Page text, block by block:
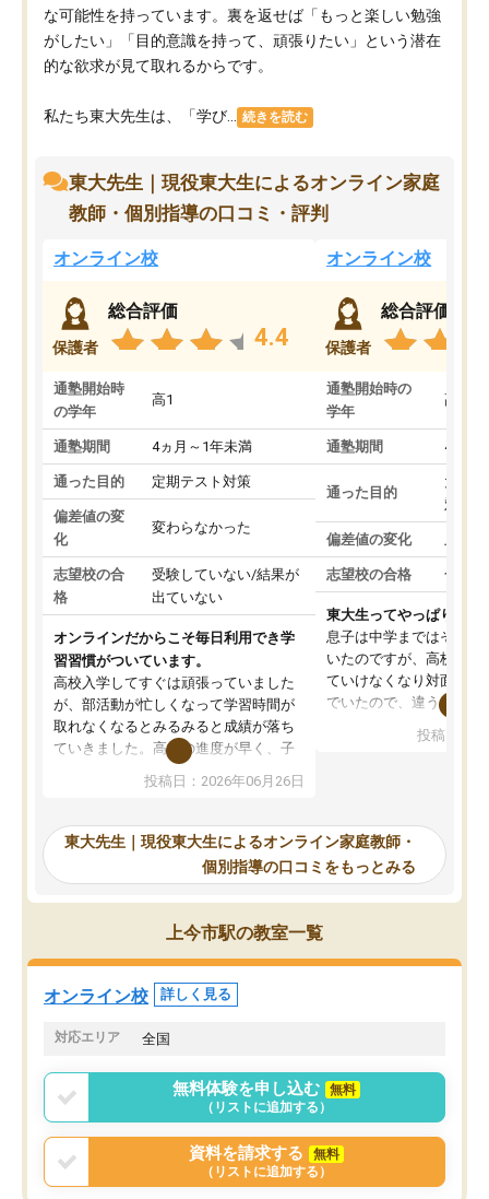
な可能性を持っています。裏を返せば「もっと楽しい勉強
がしたい」「目的意識を持って、頑張りたい」という潜在
的な欲求が見て取れるからです。
私たち東大先生は、「学び... 続きを読む
東大先生｜現役東大生によるオンライン家庭
教師・個別指導の口コミ・評判
オンライン校
保護者
総合評価
4.4
通塾開始時
の学年
高1
通塾期間 4ヵ月～1年未満
通った目的 定期テスト対策
偏差値の変
化
変わらなかった
志望校の合
格
受験していない/結果が
出ていない
オンラインだからこそ毎日利用でき学
習習慣がついています。
高校入学してすぐは頑張っていました
が、部活動が忙しくなって学習時間が
取れなくなるとみるみると成績が落ち
ていきました。高校の進度が早く、子
供も家に帰って勉強の話すると嫌な反
応を示します。東大先生にお願いして
れるので、親としても安心です。毎日
使える自習室とかもあり、わからない
ところがあれば先生が回答してくれる
のも重宝しています。
投稿日：2026年06月26日
オンライン校
保護者
総合評価
通塾開始時の
学年
高3
通塾期間 4ヵ月
通った目的
大学
対策
偏差値の変化
志望校の合格 合格
東大生ってやっぱりすご
息子は中学まではそこそ
いたのですが、高校に入
ていけなくなり対面の塾
でいたので、違うアプロ
で、当初は模試でD判定
自習室が毎日使えていつ
るのが心強かったよう
謝です。
投稿日：
東大先生｜現役東大生によるオンライン家庭教師・
個別指導の口コミをもっとみる
上今市駅の教室一覧
オンライン校 詳しく見る
対応エリア 全国
無料体験を申し込む
無料
（リストに追加する）
資料を請求する
無料
（リストに追加する）